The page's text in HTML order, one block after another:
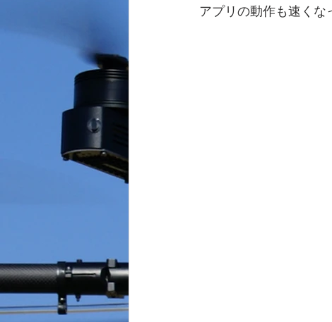
アプリの動作も速くな